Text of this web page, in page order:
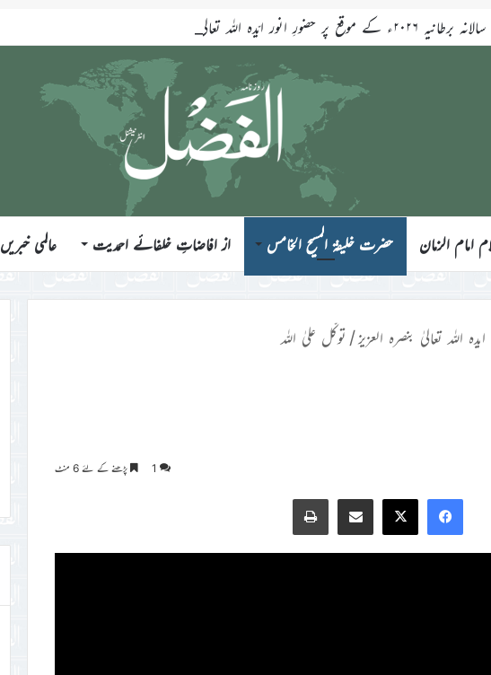
امام الزمان حضرت خلیفۃ المسیح الخامس از افاضاتِ خلفائے احمدیت عالمی خبریں
اللہ تعالیٰ بنصرہ العزیز/ توکّل علیٰ اللہ
1 پڑھنے کے لئے 6 منٹ
Facebook
X
Share via Email
Print